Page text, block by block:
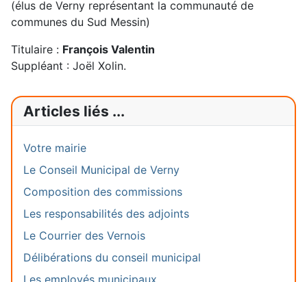
(élus de Verny représentant la communauté de
communes du Sud Messin)
Titulaire : François Valentin
Suppléant : Joël Xolin.
Articles liés ...
Votre mairie
Le Conseil Municipal de Verny
Composition des commissions
Les responsabilités des adjoints
Le Courrier des Vernois
Délibérations du conseil municipal
Les employés municipaux